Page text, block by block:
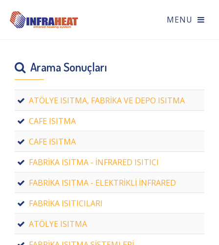
Arama Sonuçları
ATÖLYE ISITMA, FABRİKA VE DEPO ISITMA
CAFE ISITMA
CAFE ISITMA
FABRİKA ISITMA - İNFRARED ISITICI
FABRİKA ISITMA - ELEKTRİKLİ İNFRARED
FABRİKA ISITICILARI
ATÖLYE ISITMA